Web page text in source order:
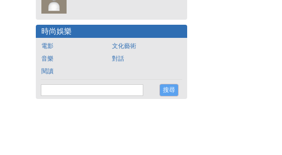
時尚娛樂
電影
音樂
閱讀
文化藝術
對話